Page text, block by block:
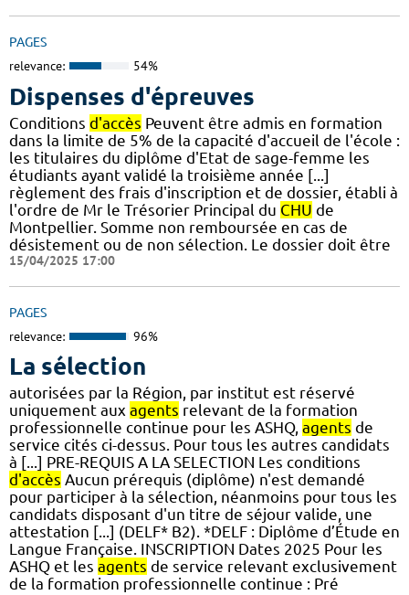
PAGES
relevance: 54%
Dispenses d'épreuves
Conditions d'accès Peuvent être admis en formation
dans la limite de 5% de la capacité d'accueil de l'école :
les titulaires du diplôme d'Etat de sage-femme les
étudiants ayant validé la troisième année [...]
règlement des frais d'inscription et de dossier, établi à
l'ordre de Mr le Trésorier Principal du CHU de
Montpellier. Somme non remboursée en cas de
désistement ou de non sélection. Le dossier doit être
15/04/2025 17:00
PAGES
relevance: 96%
La sélection
autorisées par la Région, par institut est réservé
uniquement aux agents relevant de la formation
professionnelle continue pour les ASHQ, agents de
service cités ci-dessus. Pour tous les autres candidats
à [...] PRE-REQUIS A LA SELECTION Les conditions
d'accès Aucun prérequis (diplôme) n'est demandé
pour participer à la sélection, néanmoins pour tous les
candidats disposant d'un titre de séjour valide, une
attestation [...] (DELF* B2). *DELF : Diplôme d’Étude en
Langue Française. INSCRIPTION Dates 2025 Pour les
ASHQ et les agents de service relevant exclusivement
de la formation professionnelle continue : Pré